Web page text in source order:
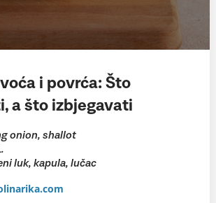
i povrća: Što
a što izbjegavati
onion, shallot
luk, kapula, lučac